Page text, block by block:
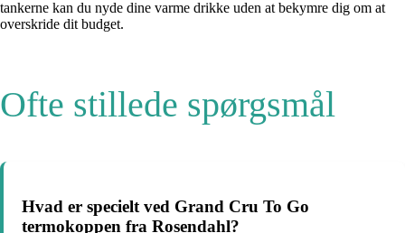
tankerne kan du nyde dine varme drikke uden at bekymre dig om at
overskride dit budget.
Ofte stillede spørgsmål
Hvad er specielt ved Grand Cru To Go
termokoppen fra Rosendahl?